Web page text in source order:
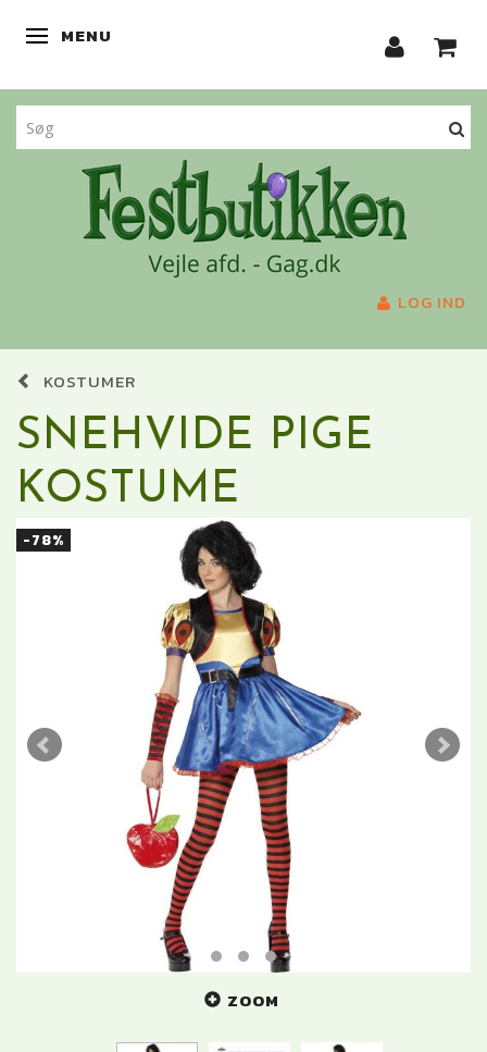
SKIFTE NAVIGATION
MENU
LOG IND
KOSTUMER
SNEHVIDE PIGE
KOSTUME
-78%
ZOOM